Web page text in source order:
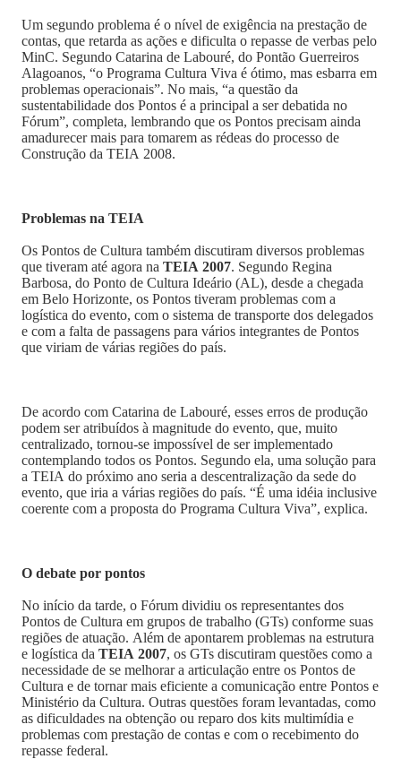
Um segundo problema é o nível de exigência na prestação de
contas, que retarda as ações e dificulta o repasse de verbas pelo
MinC. Segundo Catarina de Labouré, do Pontão Guerreiros
Alagoanos, “o Programa Cultura Viva é ótimo, mas esbarra em
problemas operacionais”. No mais, “a questão da
sustentabilidade dos Pontos é a principal a ser debatida no
Fórum”, completa, lembrando que os Pontos precisam ainda
amadurecer mais para tomarem as rédeas do processo de
Construção da TEIA 2008.
Problemas na TEIA
Os Pontos de Cultura também discutiram diversos problemas
que tiveram até agora na TEIA 2007. Segundo Regina
Barbosa, do Ponto de Cultura Ideário (AL), desde a chegada
em Belo Horizonte, os Pontos tiveram problemas com a
logística do evento, com o sistema de transporte dos delegados
e com a falta de passagens para vários integrantes de Pontos
que viriam de várias regiões do país.
De acordo com Catarina de Labouré, esses erros de produção
podem ser atribuídos à magnitude do evento, que, muito
centralizado, tornou-se impossível de ser implementado
contemplando todos os Pontos. Segundo ela, uma solução para
a TEIA do próximo ano seria a descentralização da sede do
evento, que iria a várias regiões do país. “É uma idéia inclusive
coerente com a proposta do Programa Cultura Viva”, explica.
O debate por pontos
No início da tarde, o Fórum dividiu os representantes dos
Pontos de Cultura em grupos de trabalho (GTs) conforme suas
regiões de atuação. Além de apontarem problemas na estrutura
e logística da TEIA 2007, os GTs discutiram questões como a
necessidade de se melhorar a articulação entre os Pontos de
Cultura e de tornar mais eficiente a comunicação entre Pontos e
Ministério da Cultura. Outras questões foram levantadas, como
as dificuldades na obtenção ou reparo dos kits multimídia e
problemas com prestação de contas e com o recebimento do
repasse federal.